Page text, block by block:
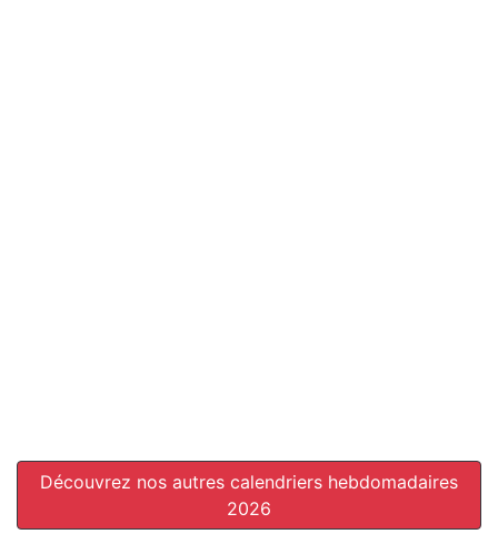
Découvrez nos autres calendriers hebdomadaires
2026